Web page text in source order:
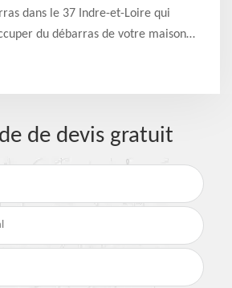
dans le 37 Indre-et-Loire qui
du débarras de votre maison
de devis gratuit